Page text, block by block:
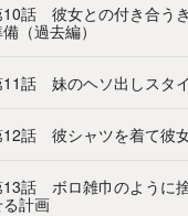
10話 彼女との付き合う
（過去編）
11話 妹のヘソ出しスタ
12話 彼シャツを着て彼
13話 ボロ雑巾のように
計画